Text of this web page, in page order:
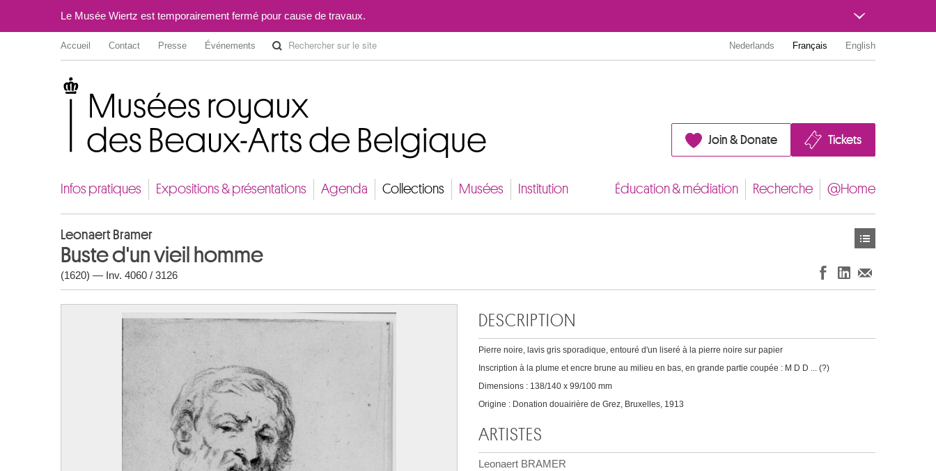
Le Musée Wiertz est temporairement fermé pour cause de travaux.
Accueil Contact Presse Événements Nederlands Français English
Join & Donate Tickets
Infos pratiques Expositions & présentations Agenda Collections Musées Institution Éducation & médiation Recherche @Home
Leonaert Bramer
Buste d'un vieil homme
(1620) — Inv. 4060 / 3126
DESCRIPTION
Pierre noire, lavis gris sporadique, entouré d'un liseré à la pierre noire sur papier
Inscription à la plume et encre brune au milieu en bas, en grande partie coupée : M D D ... (?)
Dimensions : 138/140 x 99/100 mm
Origine : Donation douairière de Grez, Bruxelles, 1913
ARTISTES
Leonaert BRAMER